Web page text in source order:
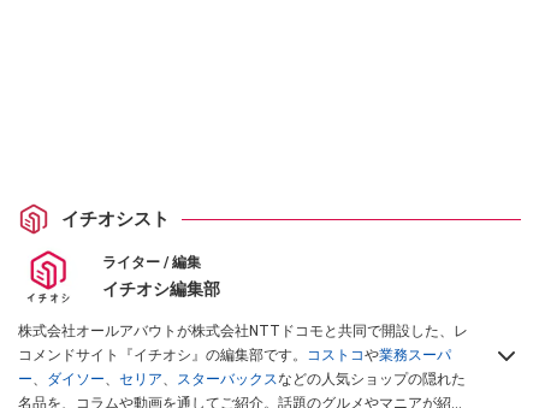
イチオシスト
ライター / 編集
イチオシ編集部
株式会社オールアバウトが株式会社NTTドコモと共同で開設した、レ
コメンドサイト『イチオシ』の編集部です。 コストコや業務スーパ
ー、 ダイソー、 セリア、 スターバックスなどの人気ショップの隠れた
名品を、コラムや動画を通してご紹介。話題のグルメやマニアが紹介